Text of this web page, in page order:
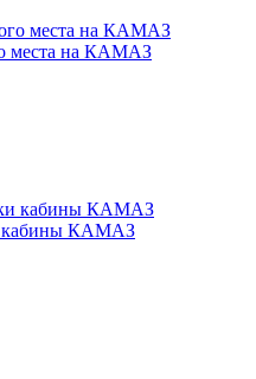
места на КАМАЗ
кабины КАМАЗ